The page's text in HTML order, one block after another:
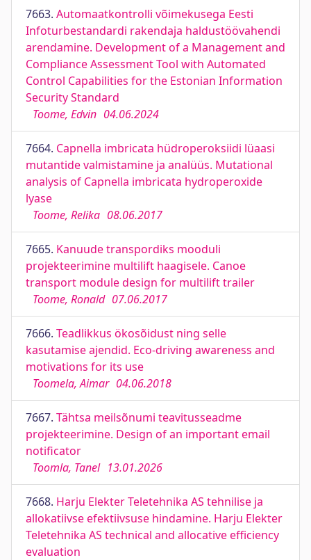
7663. Automaatkontrolli võimekusega Eesti
Infoturbestandardi rakendaja haldustöövahendi
arendamine. Development of a Management and
Compliance Assessment Tool with Automated
Control Capabilities for the Estonian Information
Security Standard
Toome, Edvin 04.06.2024
7664. Capnella imbricata hüdroperoksiidi lüaasi
mutantide valmistamine ja analüüs. Mutational
analysis of Capnella imbricata hydroperoxide
lyase
Toome, Relika 08.06.2017
7665. Kanuude transpordiks mooduli
projekteerimine multilift haagisele. Canoe
transport module design for multilift trailer
Toome, Ronald 07.06.2017
7666. Teadlikkus ökosõidust ning selle
kasutamise ajendid. Eco-driving awareness and
motivations for its use
Toomela, Aimar 04.06.2018
7667. Tähtsa meilsõnumi teavitusseadme
projekteerimine. Design of an important email
notificator
Toomla, Tanel 13.01.2026
7668. Harju Elekter Teletehnika AS tehnilise ja
allokatiivse efektiivsuse hindamine. Harju Elekter
Teletehnika AS technical and allocative efficiency
evaluation